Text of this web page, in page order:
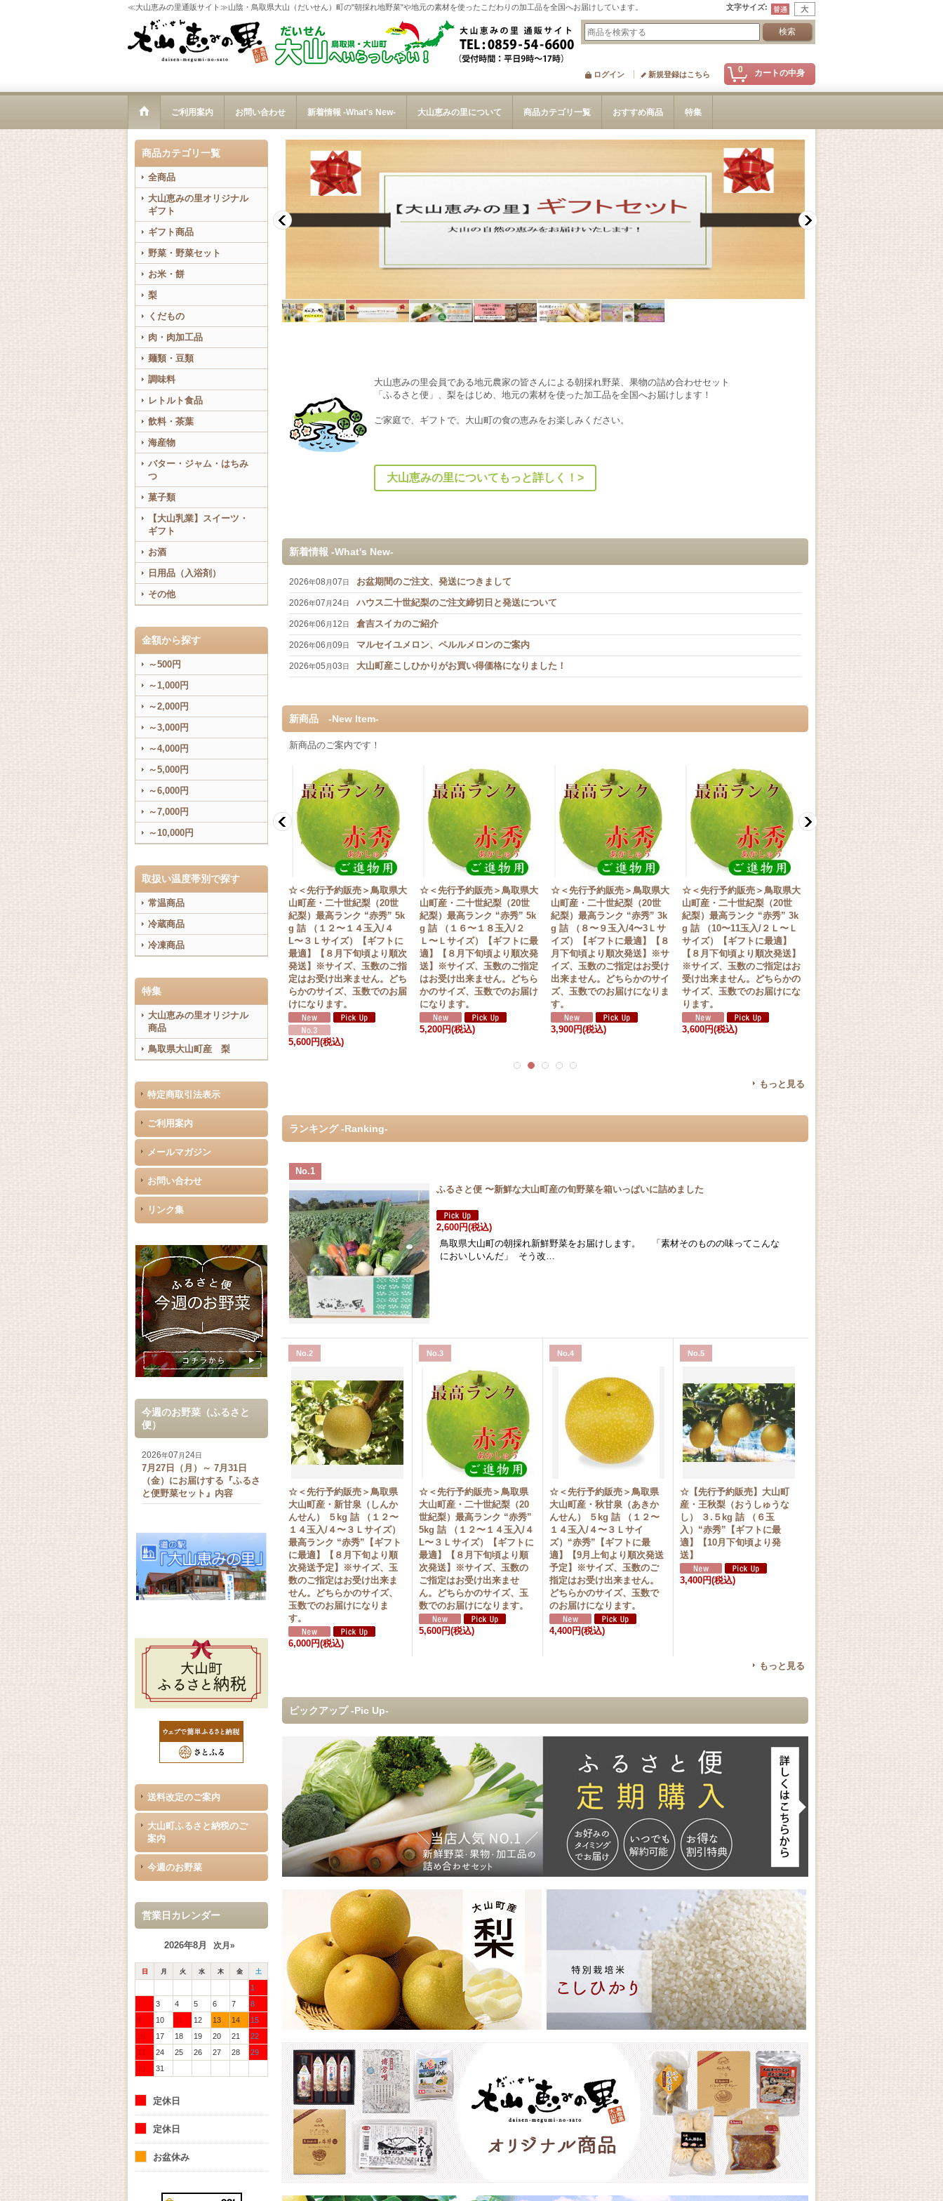
≪大山恵みの里通販サイト≫山陰・鳥取県大山（だいせん）町の"朝採れ地野菜"や地元の素材を使ったこだわりの加工品を全国へお届けしています。 文字サイズ:
0 カートの中身
ログイン 新規登録はこちら
ご利用案内 お問い合わせ 新着情報 -What's New- 大山恵みの里について 商品カテゴリ一覧 おすすめ商品 特集
商品カテゴリ一覧
全商品
大山恵みの里オリジナル
ギフト
ギフト商品
野菜・野菜セット
お米・餅
梨
くだもの
肉・肉加工品
麺類・豆類
調味料
レトルト食品
飲料・茶葉
海産物
バター・ジャム・はちみ
つ
菓子類
【大山乳業】スイーツ・
ギフト
お酒
日用品（入浴剤）
その他
金額から探す
～500円
～1,000円
～2,000円
～3,000円
～4,000円
～5,000円
～6,000円
～7,000円
～10,000円
取扱い温度帯別で探す
常温商品
冷蔵商品
冷凍商品
特集
大山恵みの里オリジナル
商品
鳥取県大山町産 梨
特定商取引法表示
ご利用案内
メールマガジン
お問い合わせ
リンク集
今週のお野菜（ふるさと
便）
2026年07 月24日
7月27日（月）～ 7月31日
（金）にお届けする『ふるさ
と便野菜セット』内容
送料改定のご案内
大山町ふるさと納税のご
案内
今週のお野菜
営業日カレンダー
2026年8月 次月»
日 月 火 水 木 金 土
1
2
3 4 5 6 7
8
9
10 11 12 13 14
15
16
17 18 19 20 21
22
23
24 25 26 27 28
29
30
31
定休日
定休日
お盆休み
大山恵みの里会員である地元農家の皆さんによる朝採れ野菜、果物の詰め合わせセット
「ふるさと便」、梨をはじめ、地元の素材を使った加工品を全国へお届けします！
ご家庭で、ギフトで。大山町の食の恵みをお楽しみください。
大山恵みの里についてもっと詳しく！>
新着情報 -What's New-
2026年08 月07日 お盆期間のご注文、発送につきまして
2026年07 月24日 ハウス二十世紀梨のご注文締切日と発送について
2026年06 月 12日 倉吉スイカのご紹介
2026年06 月09日 マルセイユメロン、ペルルメロンのご案内
2026年05 月03日 大山町産こしひかりがお買い得価格になりました！
新商品 -New Item-
新商品のご案内です！
☆【先行予約販売】鳥取県大
山町産・新甘泉（しんかんせ
ん） ５kg 詰 （１６〜１８
ランク “赤秀”【8月下旬より
順次発送予定】※サイズ、玉
ん。どちらかのサイズ、玉数
☆＜先行予約販売＞鳥取県大
山町産・新甘泉（しんかんせ
ん） 3kg 詰 （8〜9玉入/4〜
3Ｌサイズ）最高ランク “赤
秀”【ギフトに最適】【８月
下旬より順次発送予定】※サ
出来ません。どちらかのサイ
ズ、玉数でのお届けになりま
す。
4,400円
☆＜先行予約販売＞鳥取県大
山町産・二十世紀梨（20世
紀梨）最高ランク “赤秀” 5k
g 詰 （１２〜１４玉入/４
L〜３Ｌサイズ）【ギフトに
最適】【８月下旬頃より順次
発送】※サイズ、玉数のご指
定はお受け出来ません。どち
らかのサイズ、玉数でのお届
けになります。
5,600円(税込)
☆＜先行予約販売＞鳥取県大
山町産・二十世紀梨（20世
紀梨）最高ランク “赤秀” 5k
g 詰 （１６〜１８玉入/２
Ｌ〜Ｌサイズ）【ギフトに最
適】【８月下旬頃より順次発
送】※サイズ、玉数のご指定
はお受け出来ません。どちら
かのサイズ、玉数でのお届け
になります。
5,200円(税込)
☆＜先行予約販売＞鳥取県大
山町産・二十世紀梨（20世
紀梨）最高ランク “赤秀” 3k
g 詰 （８〜９玉入/4〜3Ｌサ
イズ）【ギフトに最適】【８
月下旬頃より順次発送】※サ
イズ、玉数のご指定はお受け
出来ません。どちらかのサイ
ズ、玉数でのお届けになりま
す。
3,900円(税込)
☆＜先行予約販売＞鳥取県大
山町産・二十世紀梨（20世
紀梨）最高ランク “赤秀” 3k
g 詰 （10〜11玉入/２Ｌ〜Ｌ
サイズ）【ギフトに最適】
【８月下旬頃より順次発送】
※サイズ、玉数のご指定はお
受け出来ません。どちらかの
サイズ、玉数でのお届けにな
ります。
3,600円(税込)
もっと見る
ランキング -Ranking-
No.1
ふるさと便 〜新鮮な大山町産の旬野菜を箱いっぱいに詰めました
2,600円(税込)
鳥取県大山町の朝採れ新鮮野菜をお届けします。 「素材そのものの味ってこんな
においしいんだ」 そう改…
No.2
☆＜先行予約販売＞鳥取県
大山町産・新甘泉（しんか
んせん） ５kg 詰 （１２〜
１４玉入/４〜３Ｌサイズ）
最高ランク “赤秀”【ギフト
に最適】【８月下旬より順
次発送予定】※サイズ、玉
数のご指定はお受け出来ま
せん。どちらかのサイズ、
玉数でのお届けになりま
す。
6,000円(税込)
No.3
☆＜先行予約販売＞鳥取県
大山町産・二十世紀梨（20
世紀梨）最高ランク “赤秀”
5kg 詰 （１２〜１４玉入/４
L〜３Ｌサイズ）【ギフトに
最適】【８月下旬頃より順
次発送】※サイズ、玉数の
ご指定はお受け出来ませ
ん。どちらかのサイズ、玉
数でのお届けになります。
5,600円(税込)
No.4
☆＜先行予約販売＞鳥取県
大山町産・秋甘泉（あきか
んせん） ５kg 詰 （１２〜
１４玉入/４〜３Ｌサイ
ズ）“赤秀”【ギフトに最
適】【9月上旬より順次発送
予定】※サイズ、玉数のご
指定はお受け出来ません。
どちらかのサイズ、玉数で
のお届けになります。
4,400円(税込)
No.5
☆【先行予約販売】大山町
産・王秋梨（おうしゅうな
し） ３.５kg 詰 （６玉
入）“赤秀”【ギフトに最
適】【10月下旬頃より発
送】
3,400円(税込)
もっと見る
ピックアップ -Pic Up-